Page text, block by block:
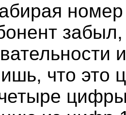
номер
забыл,
что это